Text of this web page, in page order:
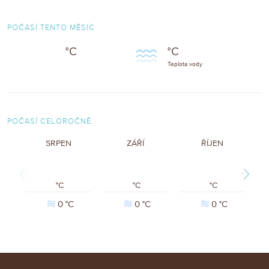
POČASÍ TENTO MĚSÍC
°C °C
Teplota vody
POČASÍ CELOROČNĚ
SRPEN
°C
0 °C
ZÁŘÍ
°C
0 °C
ŘÍJEN
°C
0 °C